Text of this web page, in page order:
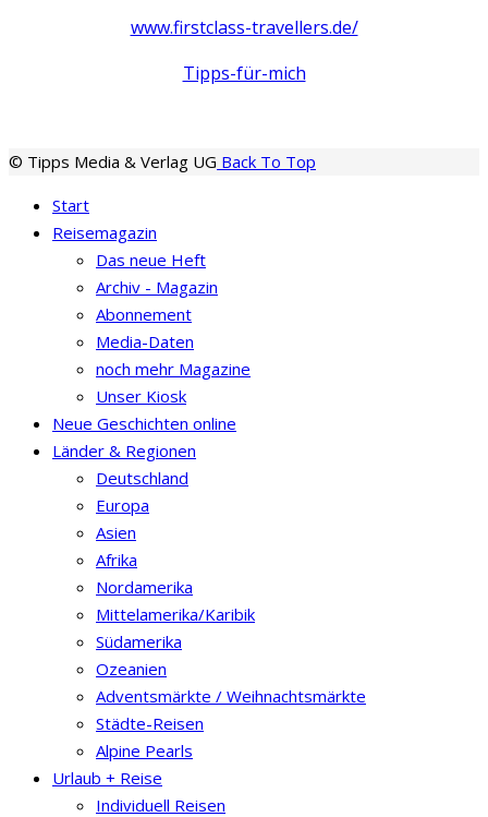
www.firstclass-travellers.de/
Tipps-für-mich
© Tipps Media & Verlag UG Back To Top
Start
Reisemagazin
Das neue Heft
Archiv - Magazin
Abonnement
Media-Daten
noch mehr Magazine
Unser Kiosk
Neue Geschichten online
Länder & Regionen
Deutschland
Europa
Asien
Afrika
Nordamerika
Mittelamerika/Karibik
Südamerika
Ozeanien
Adventsmärkte / Weihnachtsmärkte
Städte-Reisen
Alpine Pearls
Urlaub + Reise
Individuell Reisen